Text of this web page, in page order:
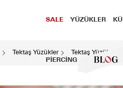
SALE YÜZÜKLER
PİERCİNG BLOG
Tektaş Yüzükler Tektaş Yüzük 06